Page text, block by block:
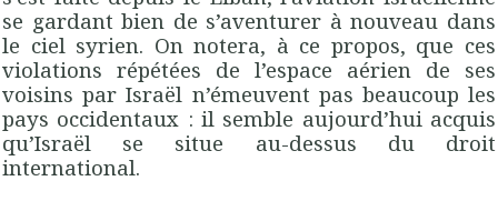
se gardant bien de s’aventurer à nouveau dans
le ciel syrien. On notera, à ce propos, que ces
violations répétées de l’espace aérien de ses
voisins par Israël n’émeuvent pas beaucoup les
pays occidentaux : il semble aujourd’hui acquis
qu’Israël se situe au-dessus du droit
international.